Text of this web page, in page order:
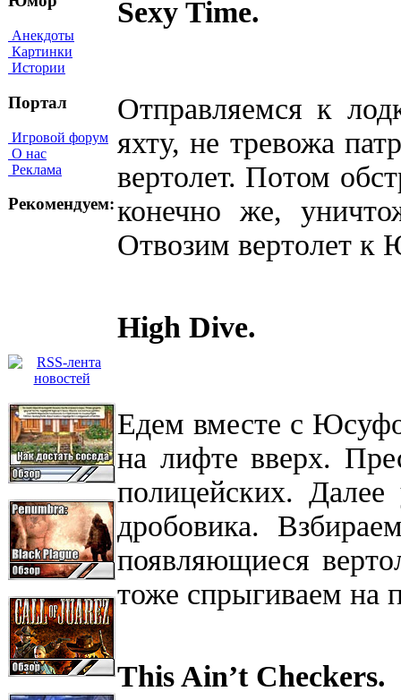
Анекдоты
Картинки
Истории
Портал
Игровой форум
О нас
Реклама
Рекомендуем:
Sexy Time.
Отправляемся к
яхту, не тревожа
вертолет. Потом
конечно же,
Отвозим вертолет к
High Dive.
Едем вместе с
на лифте вверх.
полицейских.
дробовика.
появляющиеся
тоже спрыгиваем на
This Ain’t Checkers.